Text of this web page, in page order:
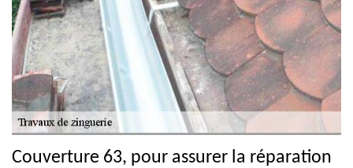
Couverture 63, pour assurer la réparation